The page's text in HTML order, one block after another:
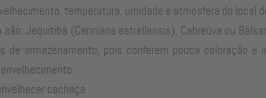
temperatura, umidade e atmosfera do local
Jequitibá (Cariniana estrellensis), Cabreúva ou
de armazenamento, pois conferem pouca
cachaça